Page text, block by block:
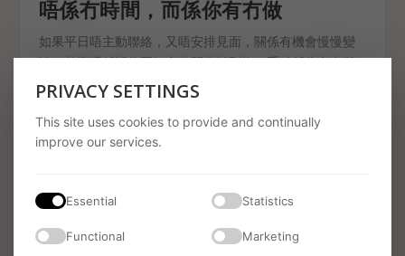
唔係冇時間，而係你有冇做
如果平日唔主動聯絡，又唔安排見面，關係有機會慢慢變
淡。其實唔係話你要好多時間先拍到拖，重點係你有冇做
到基本嘅嘢，例如保持聯絡、安排見面同好好溝通。只要
SHARE:
PRIVACY SETTINGS
This site uses cookies to provide and continually
improve our services.
Essential Statistics
Functional Marketing